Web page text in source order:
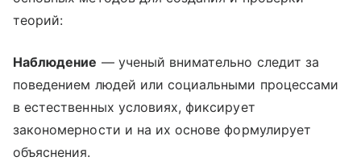
теорий:
Наблюдение — ученый внимательно следит за
поведением людей или социальными процессами
в естественных условиях, фиксирует
закономерности и на их основе формулирует
объяснения.